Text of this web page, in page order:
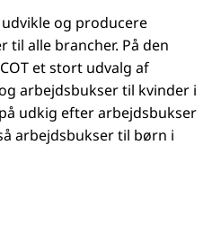
og producere
til alle brancher. På den
et stort udvalg af
arbejdsbukser til kvinder i
udkig efter arbejdsbukser
arbejdsbukser til børn i